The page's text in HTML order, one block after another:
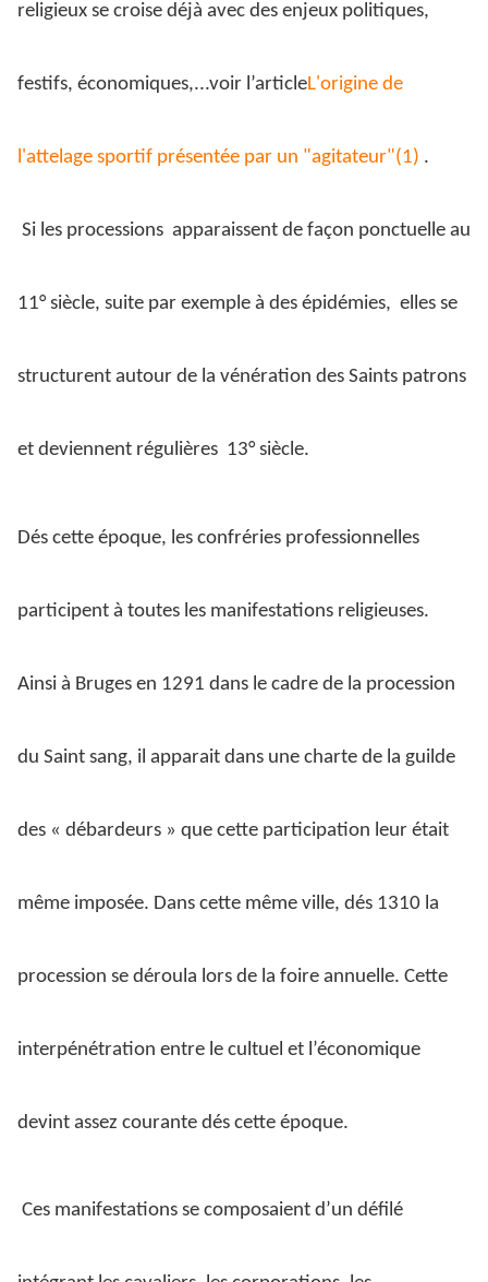
religieux se croise déjà avec des enjeux politiques,
festifs, économiques,...voir l’articleL'origine de
l'attelage sportif présentée par un "agitateur"(1) .
Si les processions apparaissent de façon ponctuelle au
11° siècle, suite par exemple à des épidémies, elles se
structurent autour de la vénération des Saints patrons
et deviennent régulières 13° siècle.
Dés cette époque, les confréries professionnelles
participent à toutes les manifestations religieuses.
Ainsi à Bruges en 1291 dans le cadre de la procession
du Saint sang, il apparait dans une charte de la guilde
des « débardeurs » que cette participation leur était
même imposée. Dans cette même ville, dés 1310 la
procession se déroula lors de la foire annuelle. Cette
interpénétration entre le cultuel et l’économique
devint assez courante dés cette époque.
Ces manifestations se composaient d’un défilé